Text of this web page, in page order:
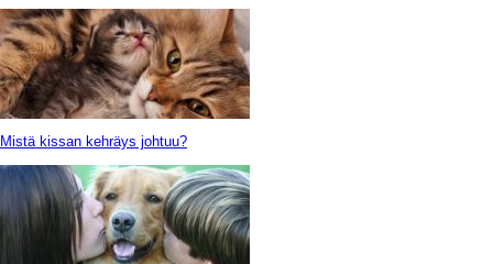
Mistä kissan kehräys johtuu?